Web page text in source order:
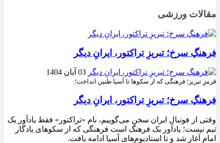
مقالات ورزشی
فرهنگِ سرخ؛ تبریزِ تراکتور، ایرانِ دیگر
03 آبان 1404
قرمزِ تبریز؛ فرهنگی که از سکوها تا آسیا طنین انداخت؛
فرهنگِ سرخ؛ تبریزِ تراکتور، ایرانِ دیگر
وقتی از فوتبال ایران سخن می‌گوییم، نام «تراکتور» فقط یادآور یک
تیم نیست؛ یادآور یک فرهنگ است فرهنگی که از سکوهای یادگار
امام آغاز شد و تا استادیوم‌های آسیا ادامه یافت.